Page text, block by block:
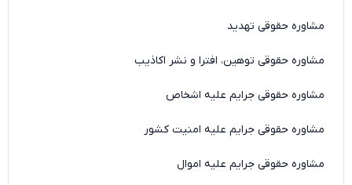
مشاوره حقوقی تهدید
مشاوره حقوقی توهین، افترا و نشر اکاذیب
مشاوره حقوقی جرایم علیه اشخاص
مشاوره حقوقی جرایم علیه امنیت کشور
مشاوره حقوقی جرایم علیه اموال